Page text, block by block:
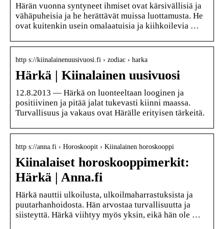
Härän vuonna syntyneet ihmiset ovat kärsivällisiä ja
vähäpuheisia ja he herättävät muissa luottamusta. He
ovat kuitenkin usein omalaatuisia ja kiihkoilevia …
http s://kiinalainenuusivuosi.fi › zodiac › harka
Härkä | Kiinalainen uusivuosi
12.8.2013 — Härkä on luonteeltaan looginen ja
positiivinen ja pitää jalat tukevasti kiinni maassa.
Turvallisuus ja vakaus ovat Härälle erityisen tärkeitä.
http s://anna.fi › Horoskoopit › Kiinalainen horoskooppi
Kiinalaiset horoskooppimerkit:
Härkä | Anna.fi
Härkä nauttii ulkoilusta, ulkoilmaharrastuksista ja
puutarhanhoidosta. Hän arvostaa turvallisuutta ja
siisteyttä. Härkä viihtyy myös yksin, eikä hän ole …